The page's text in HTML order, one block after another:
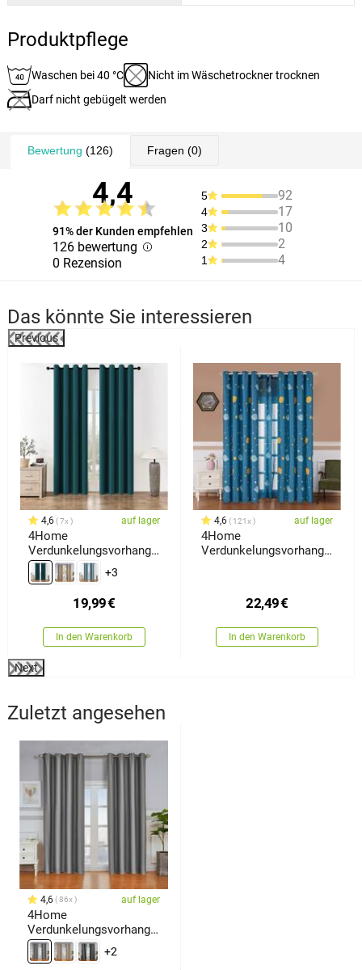
Produktpflege
Waschen bei 40 °C
Nicht im Wäschetrockner trocknen
Darf nicht gebügelt werden
Bewertung (126) Fragen (0)
4,4
91% der Kunden empfehlen
126 bewertung
0 Rezension
5 92
4 17
3 10
2 2
1 4
Das könnte Sie interessieren
Previous
4,6 7x auf lager
4Home
Verdunkelungsvorhang
Manila Petrol, 150 x 250
cm
+3
19,99€
In den Warenkorb
4,6 121x auf lager
4Home
Verdunkelungsvorhang
22,49€
In den Warenkorb
Next
Zuletzt angesehen
4,6 86x auf lager
4Home
Verdunkelungsvorhang
Cairo grau, 150 x 250 cm
+2